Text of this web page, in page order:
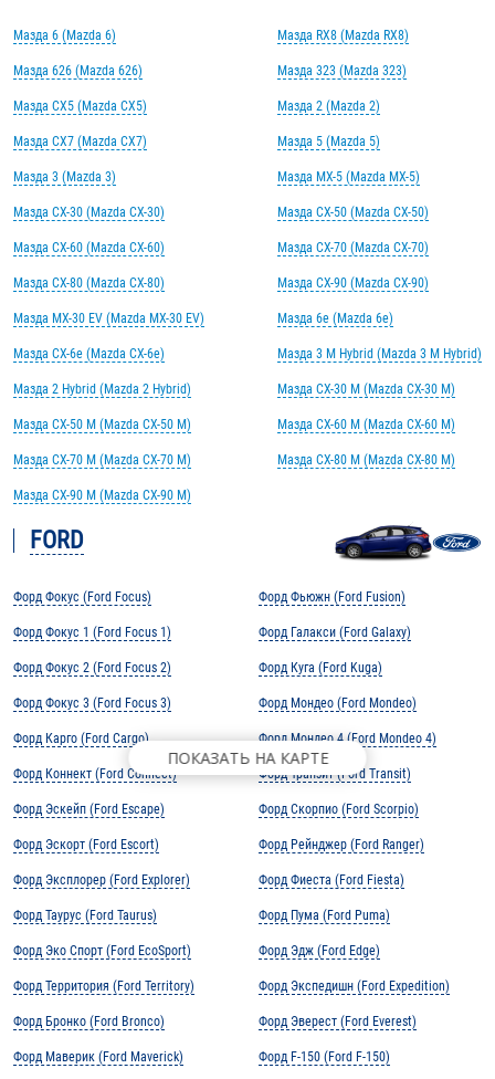
ПОКАЗАТЬ НА КАРТЕ
Мазда 6 (Mazda 6)
Мазда 626 (Mazda 626)
Мазда CX5 (Mazda CX5)
Мазда CX7 (Mazda CX7)
Мазда 3 (Mazda 3)
Мазда CX-30 (Mazda CX-30)
Мазда CX-60 (Mazda CX-60)
Мазда CX-80 (Mazda CX-80)
Мазда MX-30 EV (Mazda MX-30 EV)
Мазда CX-6e (Mazda CX-6e)
Мазда 2 Hybrid (Mazda 2 Hybrid)
Мазда CX-50 M (Mazda CX-50 M)
Мазда CX-70 M (Mazda CX-70 M)
Мазда CX-90 M (Mazda CX-90 M)
Мазда RX8 (Mazda RX8)
Мазда 323 (Mazda 323)
Мазда 2 (Mazda 2)
Мазда 5 (Mazda 5)
Мазда MX-5 (Mazda MX-5)
Мазда CX-50 (Mazda CX-50)
Мазда CX-70 (Mazda CX-70)
Мазда CX-90 (Mazda CX-90)
Мазда 6e (Mazda 6e)
Мазда 3 M Hybrid (Mazda 3 M Hybrid)
Мазда CX-30 M (Mazda CX-30 M)
Мазда CX-60 M (Mazda CX-60 M)
Мазда CX-80 M (Mazda CX-80 M)
FORD
Форд Фокус (Ford Focus)
Форд Фокус 1 (Ford Focus 1)
Форд Фокус 2 (Ford Focus 2)
Форд Фокус 3 (Ford Focus 3)
Форд Карго (Ford Cargo)
Форд Коннект (Ford Connect)
Форд Эскейп (Ford Escape)
Форд Эскорт (Ford Escort)
Форд Эксплорер (Ford Explorer)
Форд Таурус (Ford Taurus)
Форд Эко Спорт (Ford EcoSport)
Форд Территория (Ford Territory)
Форд Бронко (Ford Bronco)
Форд Маверик (Ford Maverick)
Форд Фьюжн (Ford Fusion)
Форд Галакси (Ford Galaxy)
Форд Куга (Ford Kuga)
Форд Мондео (Ford Mondeo)
Форд Мондео 4 (Ford Mondeo 4)
Форд Транзит (Ford Transit)
Форд Скорпио (Ford Scorpio)
Форд Рейнджер (Ford Ranger)
Форд Фиеста (Ford Fiesta)
Форд Пума (Ford Puma)
Форд Эдж (Ford Edge)
Форд Экспедишн (Ford Expedition)
Форд Эверест (Ford Everest)
Форд F-150 (Ford F-150)